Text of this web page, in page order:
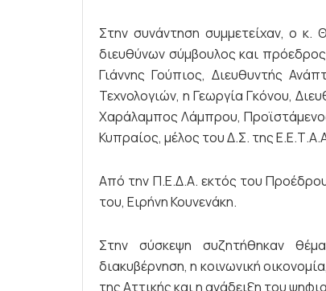
Στην συνάντηση συμμετείχαν, ο
διευθύνων σύμβουλος και
Γιάννης Γούπιος, Διευθυντής
Τεχνολογιών, η Γεωργία Γκόνου,
Χαράλαμπος Λάμπρου,
Κυπραίος, μέλος του Δ.Σ. της
Από την Π.Ε.Δ.Α. εκτός του Προέδρου
του, Ειρήνη Κουνενάκη.
Στην σύσκεψη συζητήθηκαν
διακυβέρνηση, η κοινωνική
της Αττικής και η ανάδειξη του